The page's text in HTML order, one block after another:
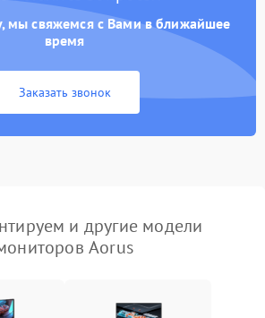
мы свяжемся с Вами в ближайшее
время
Заказать звонок
и другие модели
Aorus